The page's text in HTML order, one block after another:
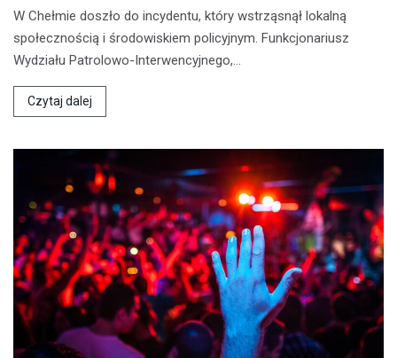
W Chełmie doszło do incydentu, który wstrząsnął lokalną
społecznością i środowiskiem policyjnym. Funkcjonariusz
Wydziału Patrolowo-Interwencyjnego,…
Czytaj dalej